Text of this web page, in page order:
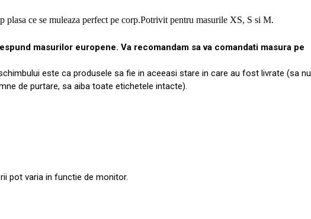
plasa ce se muleaza perfect pe corp.Potrivit pentru masurile XS, S si M.
masurilor europene. Va recomandam sa va comandati masura pe
este ca produsele sa fie in aceeasi stare in care au fost livrate (sa nu
de purtare, sa aiba toate etichetele intacte).
pot varia in functie de monitor.